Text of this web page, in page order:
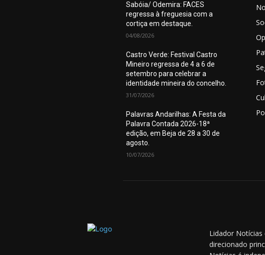
Sabóia/ Odemira: FACES
regressa à freguesia com a
cortiça em destaque.
04/08/2026
Castro Verde: Festival Castro
Mineiro regressa de 4 a 6 de
setembro para celebrar a
identidade mineira do concelho.
31/07/2026
Palavras Andarilhas: A Festa da
Palavra Contada 2026-18ª
edição, em Beja de 28 a 30 de
agosto.
10/07/2026
Lidador
direcionado